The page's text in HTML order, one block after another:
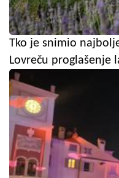
Tko je snimio
Lovreču proglašenje